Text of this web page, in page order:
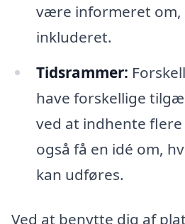
være informeret om,
inkluderet.
Tidsrammer:
have forskellige
ved at indhente
også få en idé om,
kan udføres.
Ved at benytte dig af